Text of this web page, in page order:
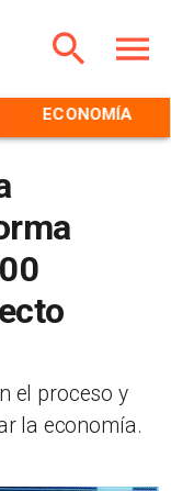
ECONOMÍA
el proceso y
la economía.